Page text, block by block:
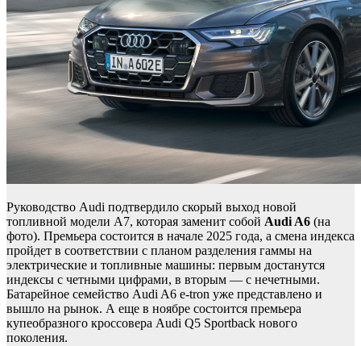
Руководство Audi подтвердило скорый выход новой
топливной модели A7, которая заменит собой Audi A6 (на
фото). Премьера состоится в начале 2025 года, а смена индекса
пройдет в соответствии с планом разделения гаммы на
электрические и топливные машины: первым достанутся
индексы с четными цифрами, в вторым — с нечетными.
Батарейное семейство Audi A6 e-tron уже представлено и
вышло на рынок. А еще в ноябре состоится премьера
купеобразного кроссовера Audi Q5 Sportback нового
поколения.